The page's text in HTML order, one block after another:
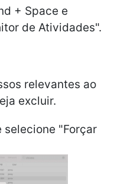
+ Space e
de Atividades".
relevantes ao
excluir.
selecione "Forçar